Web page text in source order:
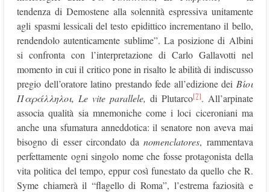
tendenza di Demostene alla solennità espressiva unitamente
agli spasmi lessicali del testo epidittico incrementano il bello,
rendendolo autenticamente sublime”. La posizione di Albini
si confronta con l’interpretazione di Carlo Gallavotti nel
momento in cui il critico pone in risalto le abilità di indiscusso
pregio dell’oratore latino prestando fede all’edizione dei Βίοι
Παράλληλοι, Le vite parallele, di Plutarco[7]. All’arpinate
associa qualità sia mnemoniche come i loci ciceroniani ma
anche una sfumatura anneddotica: il senatore non aveva mai
bisogno di esser circondato danomenclatores, rammentava
perfettamente ogni singolo nome che fosse protagonista della
vita politica del tempo, eppur così funestato da quello che R.
Syme chiamerà il “flagello di Roma”, l’estrema faziosità e